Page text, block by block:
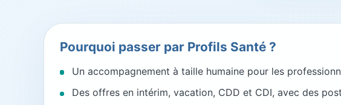
Pourquoi passer par Profils Santé ?
Un accompagnement à taille humaine pour les
Des offres en intérim, vacation, CDD et CDI, avec des